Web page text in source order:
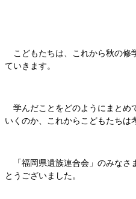
こどもたちは、これから秋の修
ていきます。
学んだことをどのようにまとめ
いくのか、これからこどもたちは
「福岡県遺族連合会」のみなさ
とうございました。